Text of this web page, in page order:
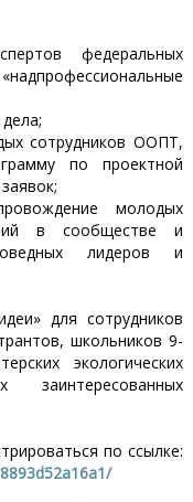
федеральных
сотрудников ООПТ,
по проектной
молодых
в сообществе и
лидеров и
для сотрудников
школьников 9-
экологических
по ссылке: